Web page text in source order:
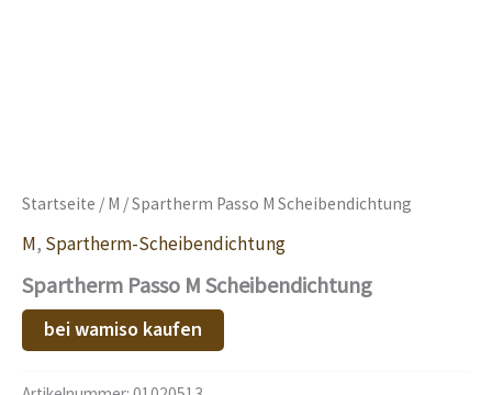
Startseite / M / Spartherm Passo M Scheibendichtung
M, Spartherm-Scheibendichtung
Spartherm Passo M Scheibendichtung
bei wamiso kaufen